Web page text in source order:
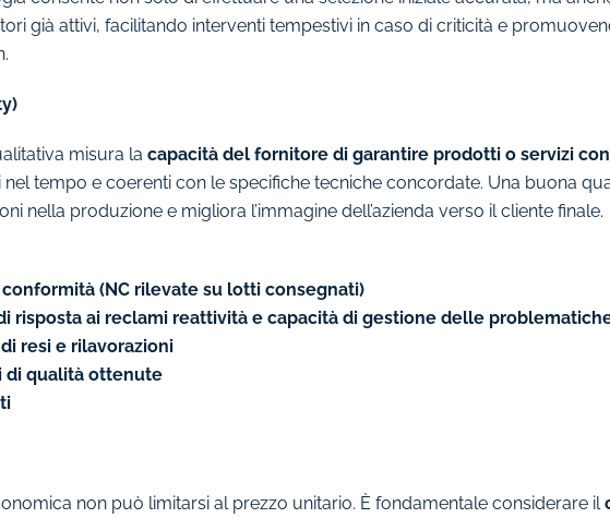
già attivi, facilitando interventi tempestivi in caso di criticità e
misura la capacità del fornitore di garantire prodotti o servizi
nel tempo e coerenti con le specifiche tecniche concordate. Una buona
nella produzione e migliora l’immagine dell’azienda verso il cliente finale.
conformità (NC rilevate su lotti consegnati)
risposta ai reclami reattività e capacità di gestione delle
resi e rilavorazioni
di qualità ottenute
non può limitarsi al prezzo unitario. È fondamentale considerare il